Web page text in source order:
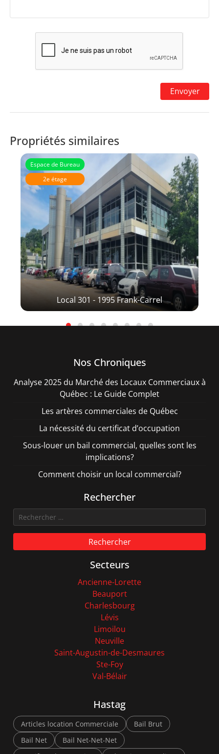
Propriétés similaires
Local 301 - 1995 Frank-Carrel
Espace de Bureau
2e étage
Nos Chroniques
Analyse 2025 du Marché des Locaux Commerciaux à
Québec : Le Guide Complet
Les artères commerciales de Québec
La nécessité du certificat d’occupation
Sous-louer un bail commercial, quelles sont les
implications?
Comment choisir un local commercial?
Rechercher
Rechercher
Secteurs
Ancienne-Lorette
Beauport
Charlesbourg
Lévis
Limoilou
Neuville
Saint-Augustin-de-Desmaures
Ste-Foy
Val-Bélair
Hastag
Articles location Commerciale
Bail Brut
Bail Net
Bail Net-Net-Net